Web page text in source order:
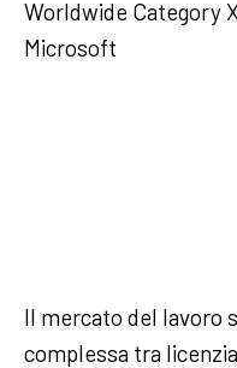
Worldwide Category
Microsoft
Il mercato del lavoro
complessa tra